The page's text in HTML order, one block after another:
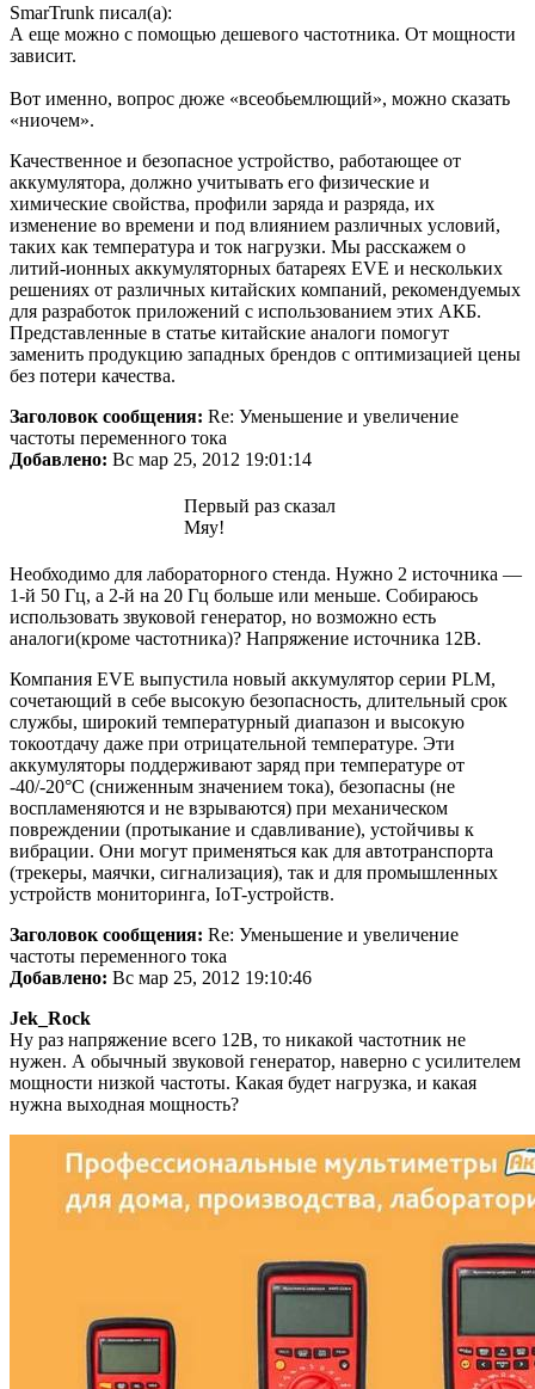
SmarTrunk писал(а):
А еще можно с помощью дешевого частотника. От мощности
зависит.
Вот именно, вопрос дюже «всеобьемлющий», можно сказать
«ниочем».
Качественное и безопасное устройство, работающее от
аккумулятора, должно учитывать его физические и
химические свойства, профили заряда и разряда, их
изменение во времени и под влиянием различных условий,
таких как температура и ток нагрузки. Мы расскажем о
литий-ионных аккумуляторных батареях EVE и нескольких
решениях от различных китайских компаний, рекомендуемых
для разработок приложений с использованием этих АКБ.
Представленные в статье китайские аналоги помогут
заменить продукцию западных брендов с оптимизацией цены
без потери качества.
Заголовок сообщения: Re: Уменьшение и увеличение
частоты переменного тока
Добавлено: Вс мар 25, 2012 19:01:14
Первый раз сказал
Мяу!
Необходимо для лабораторного стенда. Нужно 2 источника —
1-й 50 Гц, а 2-й на 20 Гц больше или меньше. Собираюсь
использовать звуковой генератор, но возможно есть
аналоги(кроме частотника)? Напряжение источника 12В.
Компания EVE выпустила новый аккумулятор серии PLM,
сочетающий в себе высокую безопасность, длительный срок
службы, широкий температурный диапазон и высокую
токоотдачу даже при отрицательной температуре. Эти
аккумуляторы поддерживают заряд при температуре от
-40/-20°С (сниженным значением тока), безопасны (не
воспламеняются и не взрываются) при механическом
повреждении (протыкание и сдавливание), устойчивы к
вибрации. Они могут применяться как для автотранспорта
(трекеры, маячки, сигнализация), так и для промышленных
устройств мониторинга, IoT-устройств.
Заголовок сообщения: Re: Уменьшение и увеличение
частоты переменного тока
Добавлено: Вс мар 25, 2012 19:10:46
Jek_Rock
Ну раз напряжение всего 12В, то никакой частотник не
нужен. А обычный звуковой генератор, наверно с усилителем
мощности низкой частоты. Какая будет нагрузка, и какая
нужна выходная мощность?